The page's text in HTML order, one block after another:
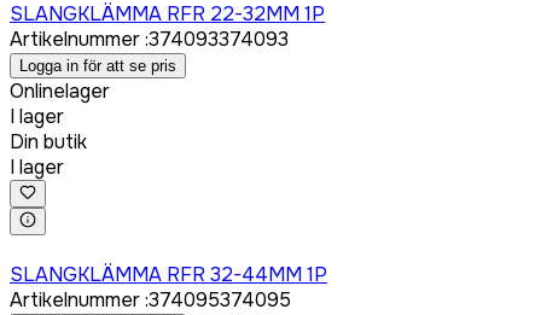
SLANGKLÄMMA RFR 22-32MM 1P
Artikelnummer:374093374093
Logga in för att se pris
Onlinelager
I lager
Din butik
I lager
SLANGKLÄMMA RFR 32-44MM 1P
Artikelnummer:374095374095